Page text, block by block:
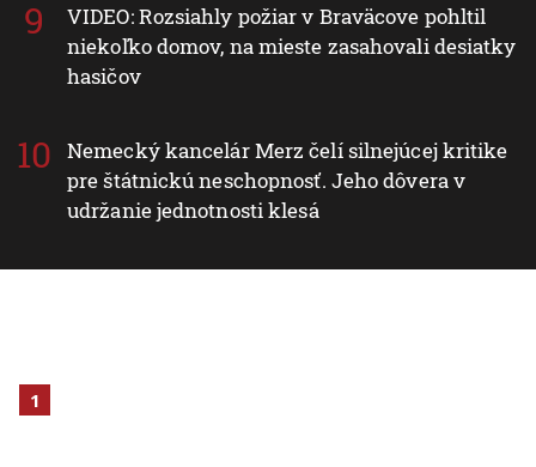
VIDEO: Rozsiahly požiar v Braväcove pohltil
niekoľko domov, na mieste zasahovali desiatky
hasičov
Nemecký kancelár Merz čelí silnejúcej kritike
pre štátnickú neschopnosť. Jeho dôvera v
udržanie jednotnosti klesá
1